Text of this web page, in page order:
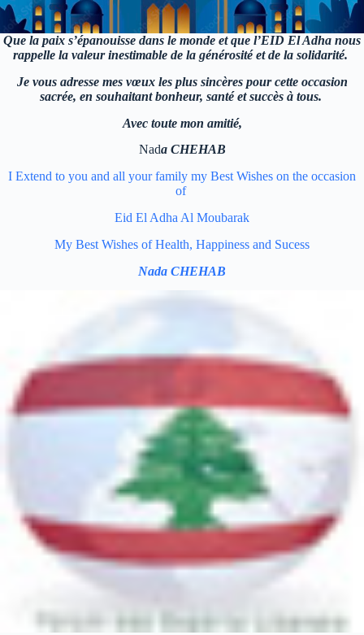
Que la paix s’épanouisse dans le monde et que l’EID El Adha nous
rappelle la valeur inestimable de la générosité et de la solidarité.
Je vous adresse mes vœux les plus sincères pour cette occasion
sacrée, en souhaitant bonheur, santé et succès à tous.
Avec toute mon amitié,
Nada CHEHAB
I Extend to you and all your family my Best Wishes on the occasion
of
Eid El Adha Al Moubarak
My Best Wishes of Health, Happiness and Sucess
Nada CHEHAB